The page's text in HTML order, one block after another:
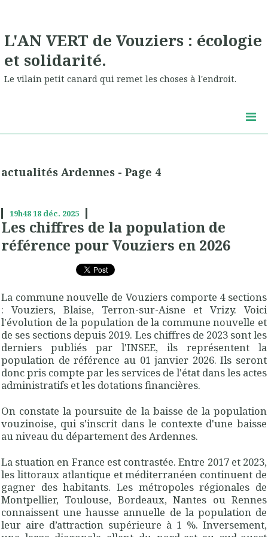
L'AN VERT de Vouziers : écologie
et solidarité.
Le vilain petit canard qui remet les choses à l'endroit.
actualités Ardennes - Page 4
19h4818 déc. 2025
Les chiffres de la population de
référence pour Vouziers en 2026
La commune nouvelle de Vouziers comporte 4 sections
: Vouziers, Blaise, Terron-sur-Aisne et Vrizy. Voici
l'évolution de la population de la commune nouvelle et
de ses sections depuis 2019. Les chiffres de 2023 sont les
derniers publiés par l'INSEE, ils représentent la
population de référence au 01 janvier 2026. Ils seront
donc pris compte par les services de l'état dans les actes
administratifs et les dotations financières.
On constate la poursuite de la baisse de la population
vouzinoise, qui s'inscrit dans le contexte d'une baisse
au niveau du département des Ardennes.
La stuation en France est contrastée. Entre 2017 et 2023,
les littoraux atlantique et méditerranéen continuent de
gagner des habitants. Les métropoles régionales de
Montpellier, Toulouse, Bordeaux, Nantes ou Rennes
connaissent une hausse annuelle de la population de
leur aire d’attraction supérieure à 1 %. Inversement,